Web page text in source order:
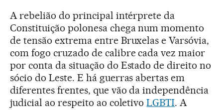
A rebelião do principal intérprete da
Constituição polonesa chega num momento
de tensão extrema entre Bruxelas e Varsóvia,
com fogo cruzado de calibre cada vez maior
por conta da situação do Estado de direito no
sócio do Leste. E há guerras abertas em
diferentes frentes, que vão da independência
judicial ao respeito ao coletivoLGBTI. A